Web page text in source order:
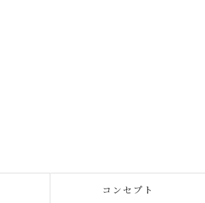
コンセプト